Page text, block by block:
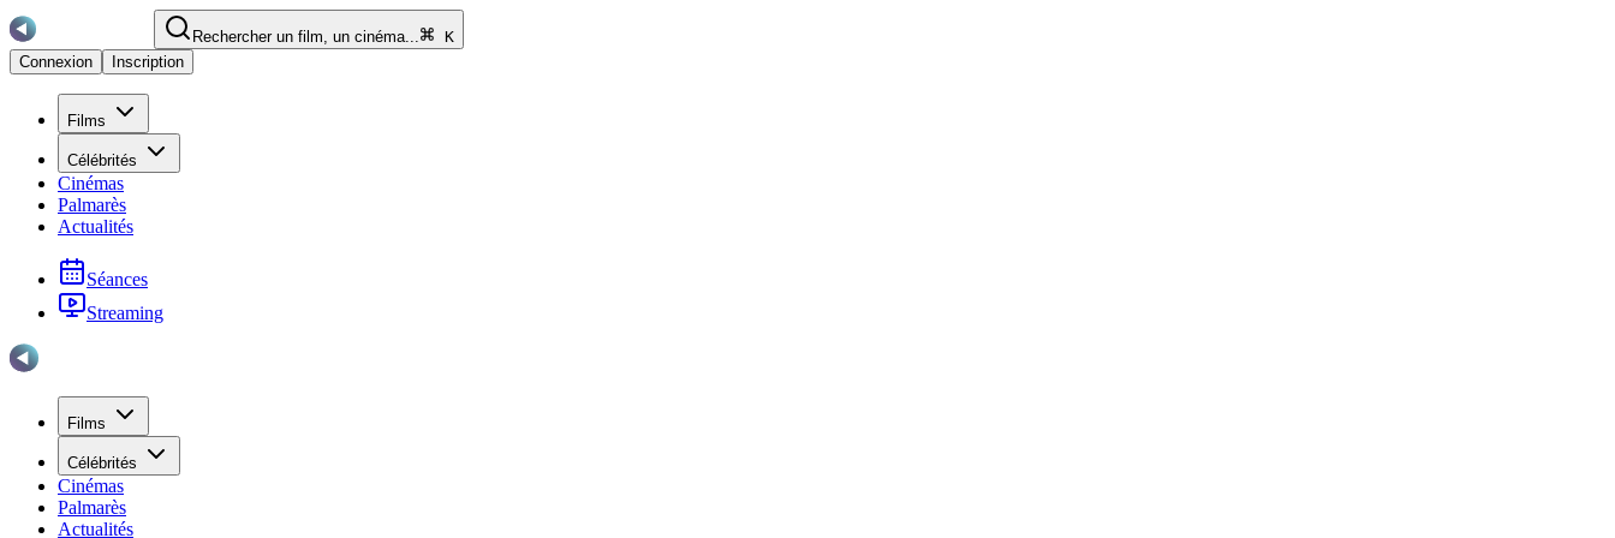
Rechercher un film, un cinéma...
K
Connexion
Inscription
Films
Célébrités
Cinémas
Palmarès
Actualités
Séances
Streaming
Films
Célébrités
Cinémas
Palmarès
Actualités